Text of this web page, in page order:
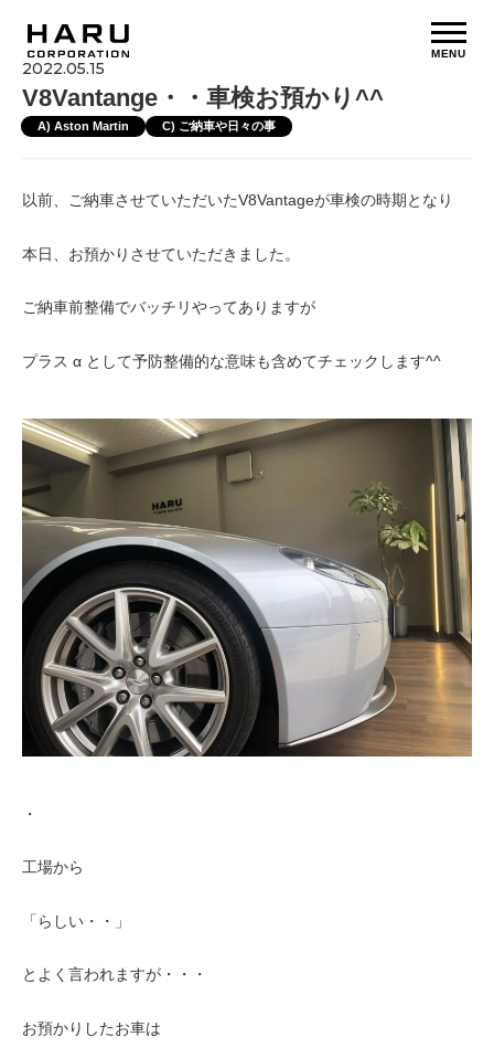
MENU
2022.05.15
V8Vantange・・車検お預かり^^
A) Aston Martin C) ご納車や日々の事
以前、ご納車させていただいたV8Vantageが車検の時期となり
本日、お預かりさせていただきました。
ご納車前整備でバッチリやってありますが
プラス α として予防整備的な意味も含めてチェックします^^
・
工場から
「らしい・・」
とよく言われますが・・・
お預かりしたお車は